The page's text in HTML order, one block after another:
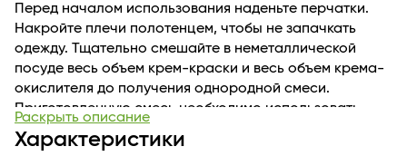
Перед началом использования наденьте перчатки.
Накройте плечи полотенцем, чтобы не запачкать
одежду. Тщательно смешайте в неметаллической
посуде весь объем крем-краски и весь объем крема-
окислителя до получения однородной смеси.
Приготовленную смесь необходимо использовать
один раз.Если окрашивание происходит ВПЕРВЫЕ
1.Разделить волосы и нанести красящую смесь по
Раскрыть описание
Характеристики